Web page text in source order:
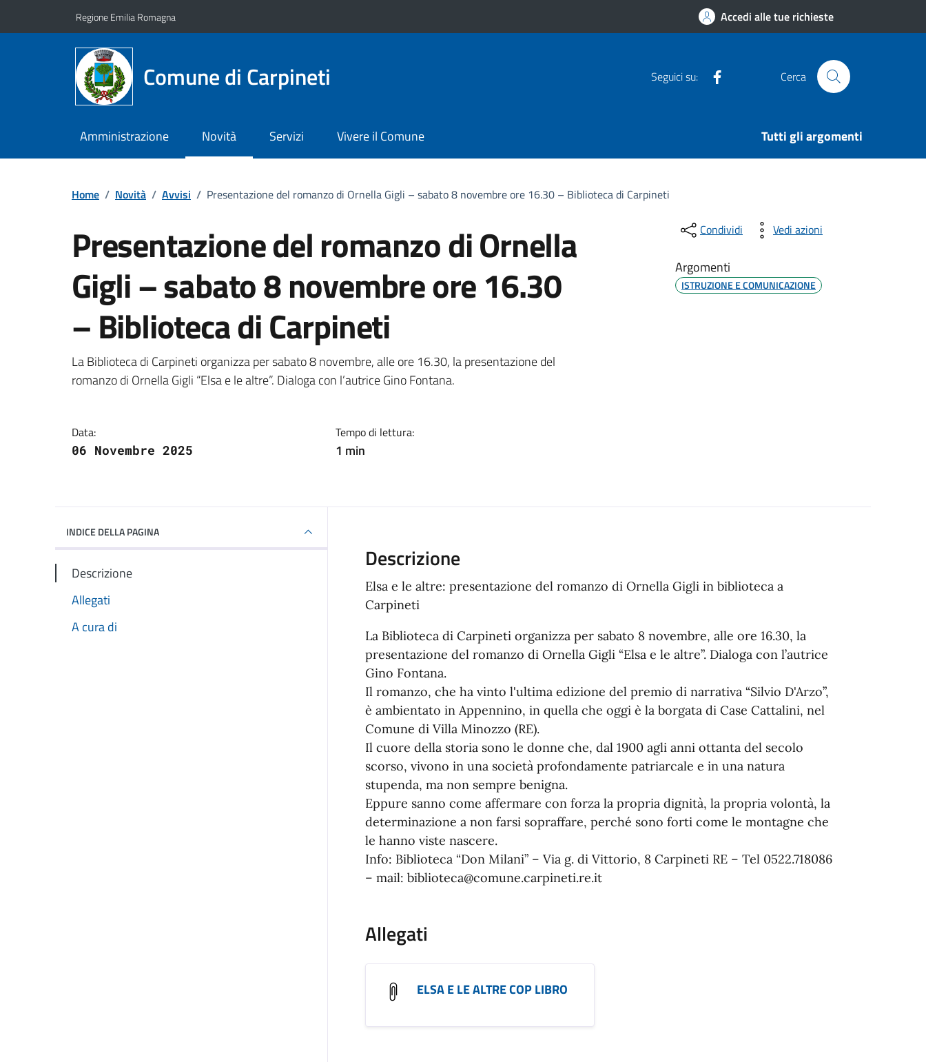
Regione Emilia Romagna Accedi alle tue richieste
Comune di Carpineti Seguici su: Cerca
Amministrazione Novità Servizi Vivere il Comune Tutti gli argomenti
Home / Novità / Avvisi / Presentazione del romanzo di Ornella Gigli – sabato 8 novembre ore 16.30 – Biblioteca di Carpineti
Presentazione del romanzo di Ornella
Gigli – sabato 8 novembre ore 16.30
– Biblioteca di Carpineti
Dettagli della notizia
La Biblioteca di Carpineti organizza per sabato 8 novembre, alle ore 16.30, la presentazione del
romanzo di Ornella Gigli “Elsa e le altre”. Dialoga con l’autrice Gino Fontana.
Data:
06 Novembre 2025
Tempo di lettura:
1 min
Condividi Vedi azioni
Argomenti
ISTRUZIONE E COMUNICAZIONE
INDICE DELLA PAGINA
Descrizione
Allegati
A cura di
Descrizione
Elsa e le altre: presentazione del romanzo di Ornella Gigli in biblioteca a
Carpineti
La Biblioteca di Carpineti organizza per sabato 8 novembre, alle ore 16.30, la
presentazione del romanzo di Ornella Gigli “Elsa e le altre”. Dialoga con l’autrice
Gino Fontana.
Il romanzo, che ha vinto l'ultima edizione del premio di narrativa “Silvio D'Arzo”,
è ambientato in Appennino, in quella che oggi è la borgata di Case Cattalini, nel
Comune di Villa Minozzo (RE).
Il cuore della storia sono le donne che, dal 1900 agli anni ottanta del secolo
scorso, vivono in una società profondamente patriarcale e in una natura
stupenda, ma non sempre benigna.
Eppure sanno come affermare con forza la propria dignità, la propria volontà, la
determinazione a non farsi sopraffare, perché sono forti come le montagne che
le hanno viste nascere.
Info: Biblioteca “Don Milani” – Via g. di Vittorio, 8 Carpineti RE – Tel 0522.718086
– mail: biblioteca@comune.carpineti.re.it
Allegati
ELSA E LE ALTRE COP LIBRO